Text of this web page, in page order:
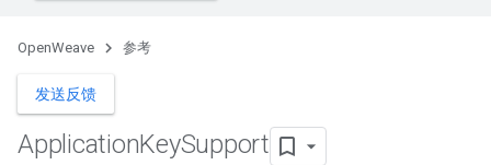
OpenWeave 参考
发送反馈
ApplicationKeySupport